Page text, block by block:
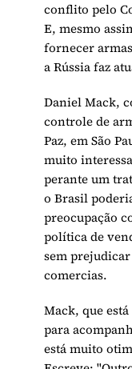
conflito pelo
E, mesmo
fornecer
a Rússia faz
Daniel Mack,
controle de
Paz, em São
muito
perante um
o Brasil
preocupação
política de
sem prejudicar
comercias.
Mack, que
para
está muito